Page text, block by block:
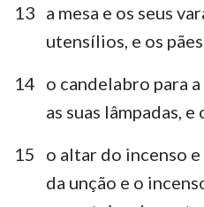
13 a mesa e os seus
utensílios, e os
14 o candelabro para
as suas lâmpadas,
15
o altar do incenso
da unção e o